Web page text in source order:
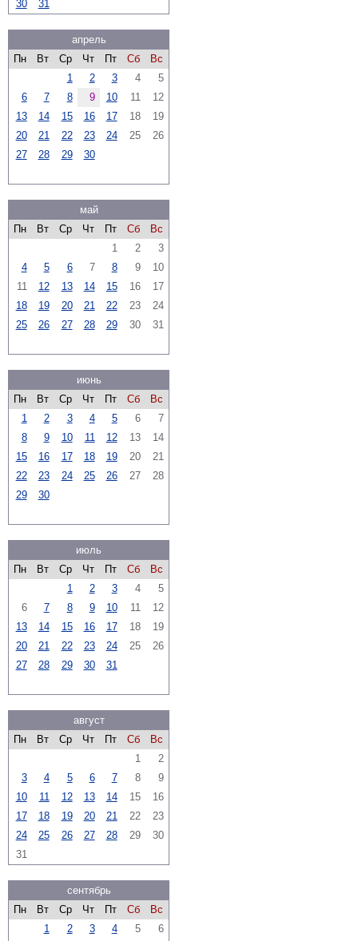
30 31
апрель
Пн
Вт Ср Чт Пт Сб
Вс
1
2 3 4
5
6
7 8 9 10 11
12
13
14 15 16 17 18
19
20
21 22 23 24 25
26
27
28 29 30
май
Пн
Вт Ср Чт Пт Сб
Вс
1
2
3
4
5 6 7 8 9
10
11
12 13 14 15 16
17
18
19 20 21 22 23
24
25
26 27 28 29 30 31
июнь
Пн
Вт Ср Чт Пт Сб
Вс
1
2 3 4 5 6
7
8
9 10 11 12 13
14
15
16 17 18 19 20
21
22
23 24 25 26 27
28
29
30
июль
Пн
Вт Ср Чт Пт Сб
Вс
1
2 3 4
5
6
7 8 9 10 11
12
13
14 15 16 17 18
19
20
21 22 23 24 25
26
27
28 29 30 31
август
Пн
Вт Ср Чт Пт Сб
Вс
1
2
3
4 5 6 7 8
9
10
11 12 13 14 15
16
17
18 19 20 21 22
23
24
25 26 27 28 29
30
31
сентябрь
Пн
Вт Ср Чт Пт Сб
Вс
1
2 3 4 5
6